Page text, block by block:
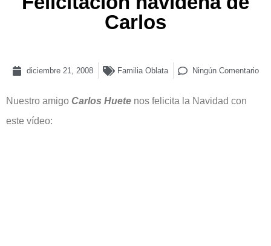
Carlos
diciembre 21, 2008 Familia Oblata Ningún Comentario
Nuestro amigo Carlos Huete nos felicita la Navidad con
este vídeo: